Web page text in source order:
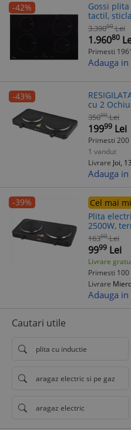
-42%
Gossi
tactil,
3.39000 Lei
1.96080
Primesti
Adauga in
-43%
cu 2
mm,
35000 Lei
19999 Lei
Primesti 200
1 vandut
Livrare Joi,
Adauga in
-39%
Cel mai
Plita
2500W,
16300 Lei
9999 Lei
Livrare
Primesti 100
Livrare
Adauga in
Cautari utile
plita cu inductie
aragaz electric si pe gaz
aragaz electric